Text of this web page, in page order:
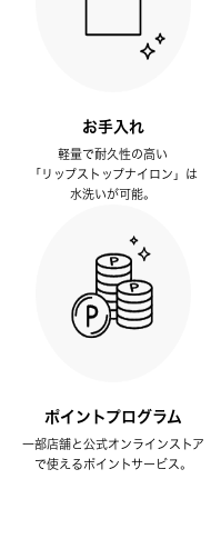
お手入れ
軽量で耐久性の高い
「リップストップナイロン」は
水洗いが可能。
ポイントプログラム
一部店舗と公式オンラインストア
で使えるポイントサービス。